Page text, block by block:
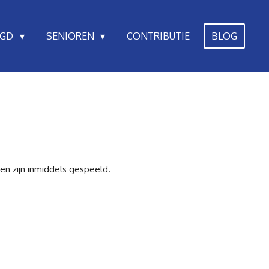
SENIOREN CONTRIBUTIE BLOG
zijn inmiddels gespeeld.